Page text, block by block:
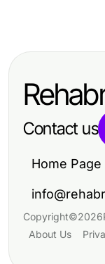
Contact us
Home Page
Copyright©2026
About Us